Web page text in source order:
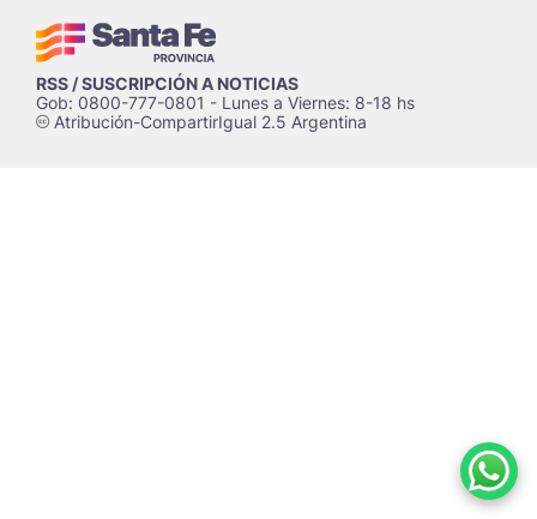
RSS / SUSCRIPCIÓN A NOTICIAS
Gob: 0800-777-0801 - Lunes a Viernes: 8-18 hs
cAtribución-CompartirIgual 2.5 Argentina